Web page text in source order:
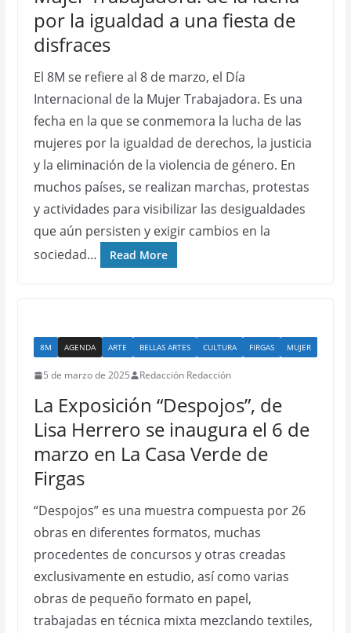
por la igualdad a una fiesta de
disfraces
El 8M se refiere al 8 de marzo, el Día
Internacional de la Mujer Trabajadora. Es una
fecha en la que se conmemora la lucha de las
mujeres por la igualdad de derechos, la justicia
y la eliminación de la violencia de género. En
muchos países, se realizan marchas, protestas
y actividades para visibilizar las desigualdades
que aún persisten y exigir cambios en la
sociedad…
Read More
8M AGENDA ARTE BELLAS ARTES CULTURA FIRGAS MUJER
5 de marzo de 2025 Redacción Redacción
La Exposición “Despojos”, de
Lisa Herrero se inaugura el 6 de
marzo en La Casa Verde de
Firgas
“Despojos” es una muestra compuesta por 26
obras en diferentes formatos, muchas
procedentes de concursos y otras creadas
exclusivamente en estudio, así como varias
obras de pequeño formato en papel,
trabajadas en técnica mixta mezclando textiles,